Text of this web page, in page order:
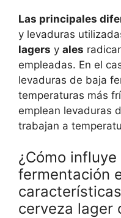
Las principales
y levaduras
lagers y ales
empleadas. En el
levaduras de baja
temperaturas más
emplean levaduras
trabajan a
¿Cómo
fermentación
cerveza lager